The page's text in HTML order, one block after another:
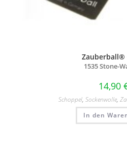
Zauberball®
1535 Stone-
14,90
Schoppel, Sockenwolle,
In den